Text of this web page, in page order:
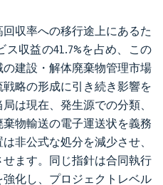
収率への移行途上にあるた
収益の41.7%を占め、この
建設・解体廃棄物管理市場
略の形成に引き続き影響を
は現在、発生源での分類、
物輸送の電子運送状を義務
非公式な処分を減少させ、
ます。同じ指針は合同執行
化し、プロジェクトレベル